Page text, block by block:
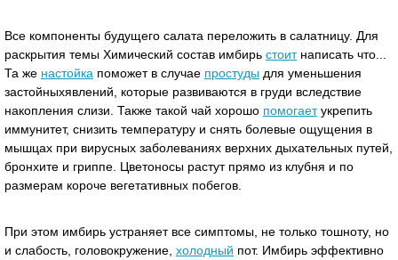
Все компоненты будущего салата переложить в салатницу. Для
раскрытия темы Химический состав имбирь стоитнаписать что...
Та же настойка поможет в случае простуды для уменьшения
застойныхявлений, которые развиваются в груди вследствие
накопления слизи. Также такой чай хорошо помогаетукрепить
иммунитет, снизить температуру и снять болевые ощущения в
мышцах при вирусных заболеваниях верхних дыхательных путей,
бронхите и гриппе. Цветоносы растут прямо из клубня и по
размерам короче вегетативных побегов.
При этом имбирь устраняет все симптомы, не только тошноту, но
и слабость, головокружение, холодный пот. Имбирь эффективно